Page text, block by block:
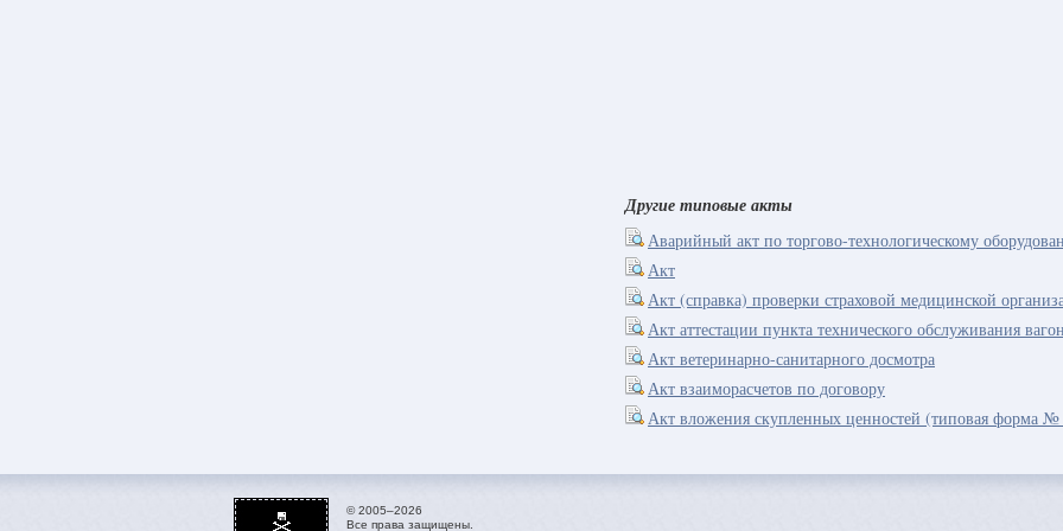
Другие типовые акты
Аварийный акт по торгово-технологическому
Акт
Акт (справка) проверки страховой медицинской
Акт аттестации пункта технического обслуживания
Акт ветеринарно-санитарного досмотра
Акт взаиморасчетов по договору
Акт вложения скупленных ценностей (типовая форма №
© 2005–2026
Все права защищены.